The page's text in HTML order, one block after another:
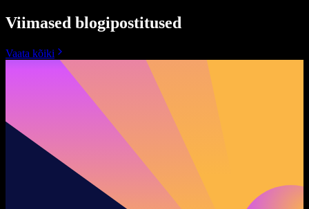
Viimased blogipostitused
Vaata kõiki